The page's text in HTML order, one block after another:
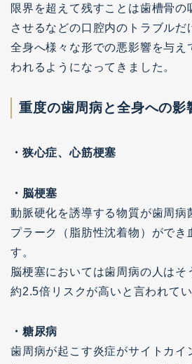
限界を超えて残すことは歯槽骨の
させるなどの口腔内のトラブルだ
全身へ様々な形での悪影響を与え
われるようになってきました。
重度の歯周病と全身への影
・狭心症、心筋梗塞
・脳梗塞
動脈硬化を誘導する物質が歯周病
プラーク（脂肪性沈着物）ができ
す。
脳梗塞においては歯周病の人はそ
約2.5倍リスクが高いと言われてい
・糖尿病
歯周病が起こす炎症がサイトカイ